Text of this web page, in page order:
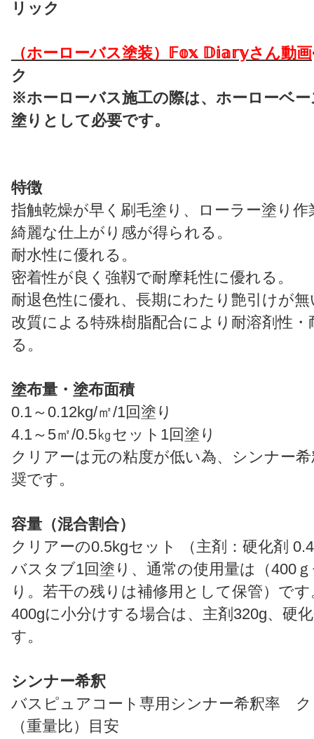
リック
（ホーローバス塗装）𝔽𝕠𝕩 𝔻𝕚𝕒𝕣𝕪さん動画
ク
※ホーローバス施工の際は、ホーローベ
塗りとして必要です。
特徴
指触乾燥が早く刷毛塗り、ローラー塗り
綺麗な仕上がり感が得られる。
耐水性に優れる。
密着性が良く強靱で耐摩耗性に優れる。
耐退色性に優れ、長期にわたり艶引けが無
改質による特殊樹脂配合により耐溶剤性
る。
塗布量・塗布面積
0.1～0.12kg/㎡/1回塗り
4.1～5㎡/0.5㎏セット1回塗り
クリアーは元の粘度が低い為、シンナー
奨です。
容量（混合割合）
クリアーの0.5kgセット （主剤：硬化剤
バスタブ1回塗り、通常の使用量は（400
り。若干の残りは補修用として保管）です
400gに小分けする場合は、主剤320g、硬
す。
シンナー希釈
バスピュアコート専用シンナー希釈率 ク
（重量比）目安